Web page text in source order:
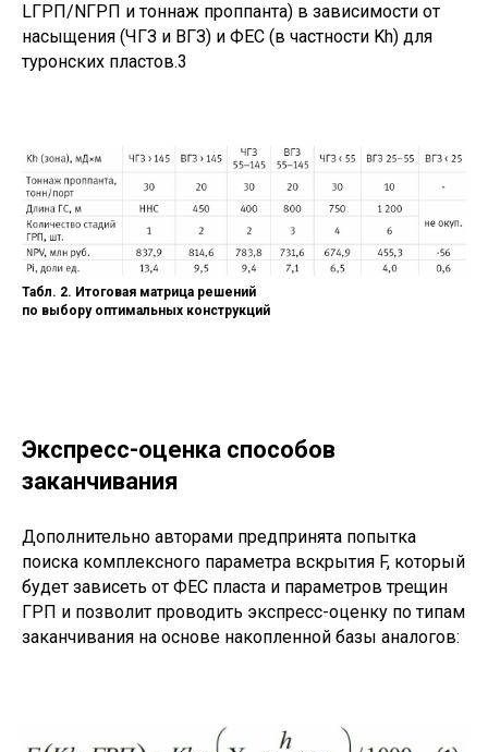
LГРП/NГРП и тоннаж проппанта) в зависимости от
насыщения (ЧГЗ и ВГЗ) и ФЕС (в частности Kh) для
туронских пластов.3
Табл. 2. Итоговая матрица решений
по выбору оптимальных конструкций
Экспресс-оценка способов
заканчивания
Дополнительно авторами предпринята попытка
поиска комплексного параметра вскрытия F, который
будет зависеть от ФЕС пласта и параметров трещин
ГРП и позволит проводить экспресс-оценку по типам
заканчивания на основе накопленной базы аналогов: